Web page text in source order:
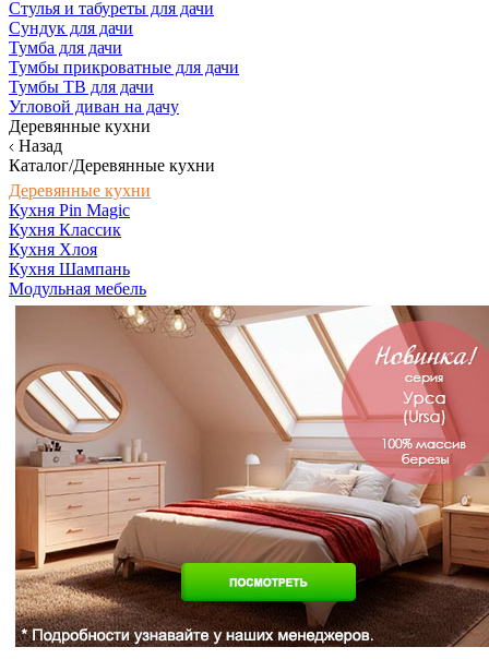
Стулья и табуреты для дачи
Сундук для дачи
Тумба для дачи
Тумбы прикроватные для дачи
Тумбы ТВ для дачи
Угловой диван на дачу
Деревянные кухни
Назад
Каталог/Деревянные кухни
Деревянные кухни
Кухня Pin Magic
Кухня Классик
Кухня Хлоя
Кухня Шампань
Модульная мебель